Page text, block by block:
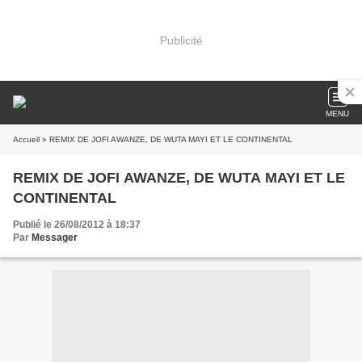
Publicité
MENU
Accueil » REMIX DE JOFI AWANZE, DE WUTA MAYI ET LE CONTINENTAL
REMIX DE JOFI AWANZE, DE WUTA MAYI ET LE
CONTINENTAL
Publié le 26/08/2012 à 18:37
Par Messager